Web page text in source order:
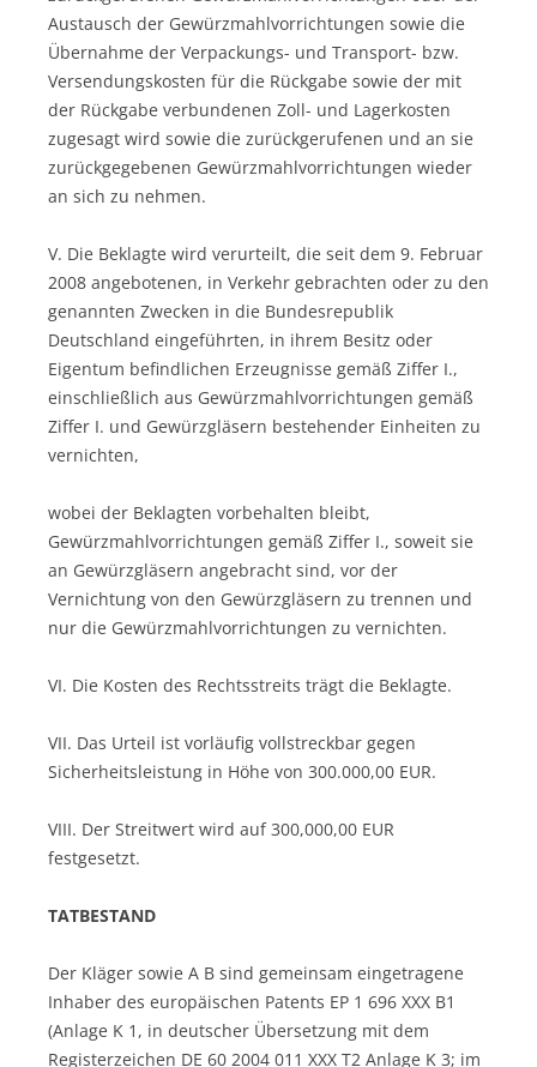
Austausch der Gewürzmahlvorrichtungen sowie die
Übernahme der Verpackungs- und Transport- bzw.
Versendungskosten für die Rückgabe sowie der mit
der Rückgabe verbundenen Zoll- und Lagerkosten
zugesagt wird sowie die zurückgerufenen und an sie
zurückgegebenen Gewürzmahlvorrichtungen wieder
an sich zu nehmen.
V. Die Beklagte wird verurteilt, die seit dem 9. Februar
2008 angebotenen, in Verkehr gebrachten oder zu den
genannten Zwecken in die Bundesrepublik
Deutschland eingeführten, in ihrem Besitz oder
Eigentum befindlichen Erzeugnisse gemäß Ziffer I.,
einschließlich aus Gewürzmahlvorrichtungen gemäß
Ziffer I. und Gewürzgläsern bestehender Einheiten zu
vernichten,
wobei der Beklagten vorbehalten bleibt,
Gewürzmahlvorrichtungen gemäß Ziffer I., soweit sie
an Gewürzgläsern angebracht sind, vor der
Vernichtung von den Gewürzgläsern zu trennen und
nur die Gewürzmahlvorrichtungen zu vernichten.
VI. Die Kosten des Rechtsstreits trägt die Beklagte.
VII. Das Urteil ist vorläufig vollstreckbar gegen
Sicherheitsleistung in Höhe von 300.000,00 EUR.
VIII. Der Streitwert wird auf 300,000,00 EUR
festgesetzt.
TATBESTAND
Der Kläger sowie A B sind gemeinsam eingetragene
Inhaber des europäischen Patents EP 1 696 XXX B1
(Anlage K 1, in deutscher Übersetzung mit dem
Registerzeichen DE 60 2004 011 XXX T2 Anlage K 3; im